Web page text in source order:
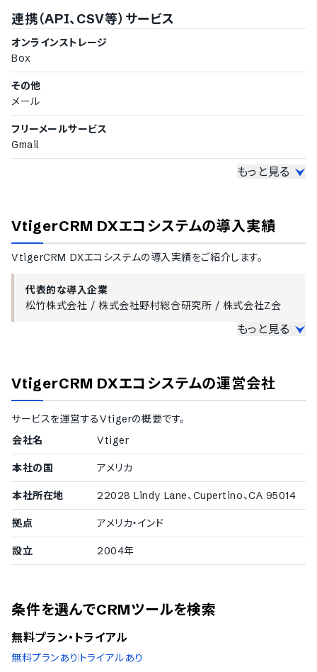
SMS配信機能
データのインポート機能
アンケート作成機能
連携（API、CSV等）サービス
オンラインストレージ
Box
その他
メール
フリーメールサービス
Gmail
もっと見る
VtigerCRM DXエコシステムの導入実績
VtigerCRM DXエコシステムの導入実績をご紹介します。
代表的な導入企業
松竹株式会社 /株式会社野村総合研究所 / 株式会社Z会
1000名以上
株式会社野村総合研究所
500〜999名
松竹株式会社
300〜499名
タック株式会社
導入実績（企業規模不明）
従業員数の確認が取れなかった企業をご紹介しています。
株式会社Z会
もっと見る
VtigerCRM DXエコシステムの運営会社
サービスを運営するVtigerの概要です。
会社名
Vtiger
本社の国 アメリカ
本社所在地 22028 Lindy Lane、Cupertino、CA 95014
拠点 アメリカ・インド
設立 2004年
条件を選んでCRMツールを検索
無料プラン・トライアル
無料プランあり トライアルあり